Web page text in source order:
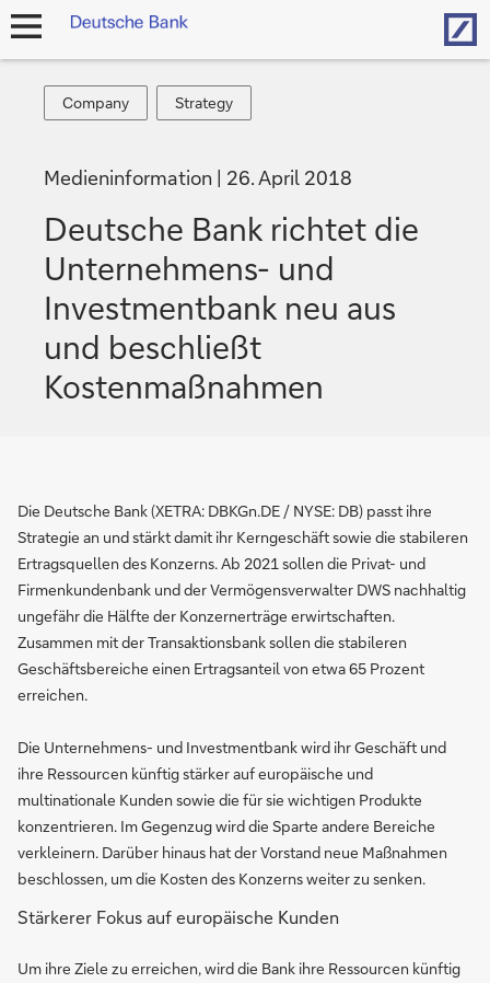
Navigation
Company
Company
Strategy
Strategy
Medieninformation 26. April 2018
Deutsche Bank richtet die
Unternehmens- und
Investmentbank neu aus
und beschließt
Kostenmaßnahmen
Die Deutsche Bank (XETRA: DBKGn.DE / NYSE: DB) passt ihre
Strategie an und stärkt damit ihr Kerngeschäft sowie die stabileren
Ertragsquellen des Konzerns. Ab 2021 sollen die Privat- und
Firmenkundenbank und der Vermögensverwalter DWS nachhaltig
ungefähr die Hälfte der Konzernerträge erwirtschaften.
Zusammen mit der Transaktionsbank sollen die stabileren
Geschäftsbereiche einen Ertragsanteil von etwa 65 Prozent
erreichen.
Die Unternehmens- und Investmentbank wird ihr Geschäft und
ihre Ressourcen künftig stärker auf europäische und
multinationale Kunden sowie die für sie wichtigen Produkte
konzentrieren. Im Gegenzug wird die Sparte andere Bereiche
verkleinern. Darüber hinaus hat der Vorstand neue Maßnahmen
beschlossen, um die Kosten des Konzerns weiter zu senken.
Stärkerer Fokus auf europäische Kunden
Um ihre Ziele zu erreichen, wird die Bank ihre Ressourcen künftig